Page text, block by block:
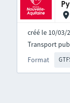
créé le 10/03/
Format
Transport